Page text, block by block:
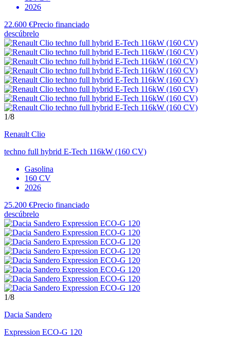
2026
22.600 €Precio financiado
descúbrelo
1/8
Renault Clio
techno full hybrid E-Tech 116kW (160 CV)
Gasolina
160 CV
2026
25.200 €Precio financiado
descúbrelo
1/8
Dacia Sandero
Expression ECO-G 120